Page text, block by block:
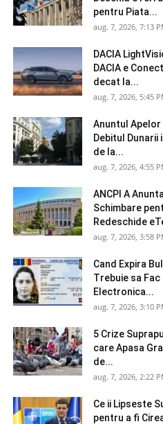
pentru Piata...
aug. 7, 2026, 7:13
DACIA
DACIA e
decat la...
aug. 7, 2026, 5:45
Anuntul Apelor
Debitul Dunarii
de la...
aug. 7, 2026, 4:55
ANCPI A
Schimbare
Redeschide
aug. 7, 2026, 3:58
Cand Expira
Trebuie sa
Electronica...
aug. 7, 2026, 3:10
5 Crize
care Apasa
de...
aug. 7, 2026, 2:22
Ce ii Lipseste
pentru a fi